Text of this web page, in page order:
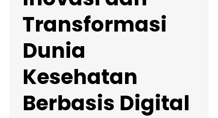
Transformasi
Dunia
Kesehatan
Berbasis Digital